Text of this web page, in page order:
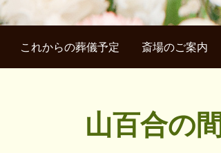
これからの葬儀予定 斎場のご案内
山百合の